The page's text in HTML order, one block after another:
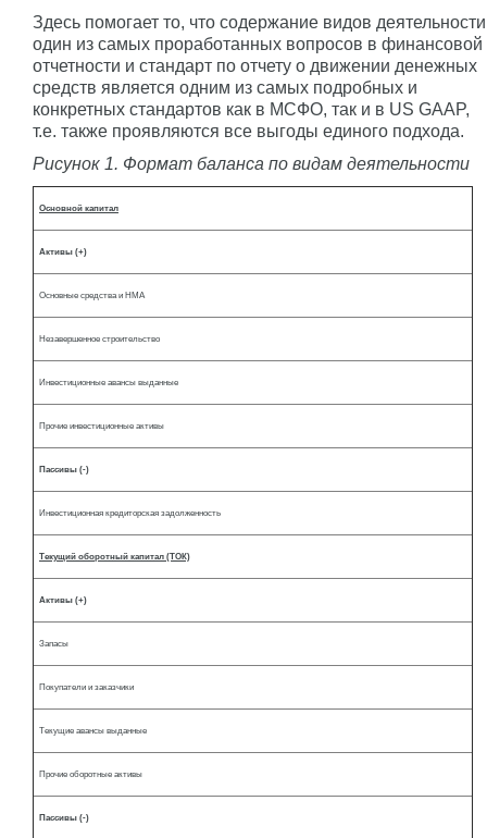
Здесь помогает то, что содержание видов деятельности
один из самых проработанных вопросов в финансовой
отчетности и стандарт по отчету о движении денежных
средств является одним из самых подробных и
конкретных стандартов как в МСФО, так и в US GAAP,
т.е. также проявляются все выгоды единого подхода.
Рисунок 1. Формат баланса по видам деятельности
Основной капитал
Активы (+)
Основные средства и НМА
Незавершенное строительство
Инвестиционные авансы выданные
Прочие инвестиционные активы
Пассивы (-)
Инвестиционная кредиторская задолженность
Текущий оборотный капитал (ТОК)
Активы (+)
Запасы
Покупатели и заказчики
Текущие авансы выданные
Прочие оборотные активы
Пассивы (-)